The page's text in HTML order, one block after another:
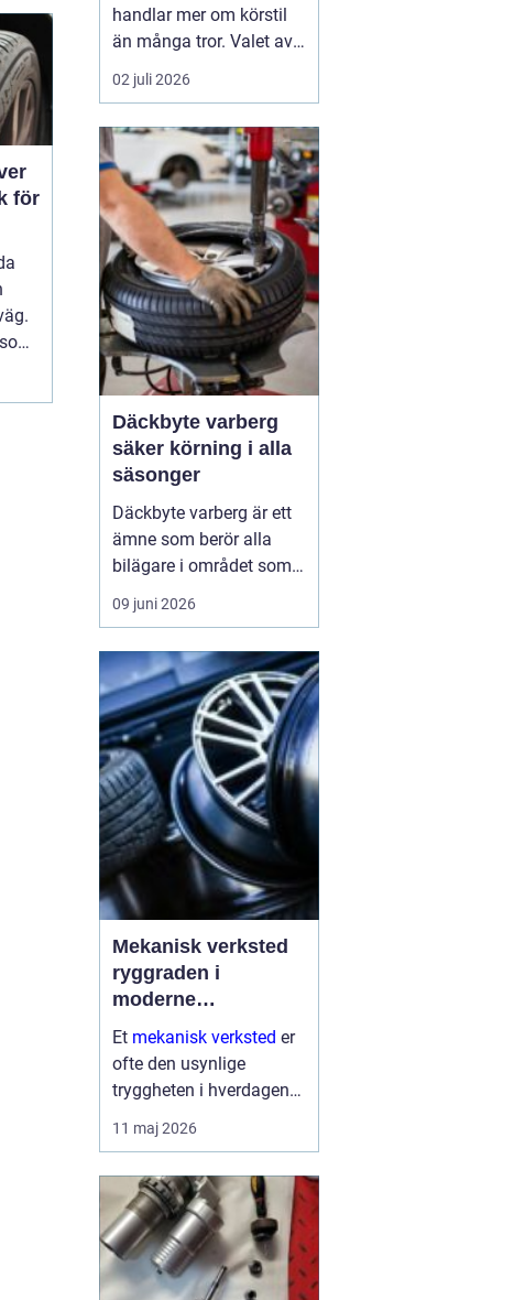
för
handlar mer om körstil
än många tror. Valet av
däck, när de byts och hur
de monteras spelar en
säkerheten. Vädret i
Närke skiftar snabbt,
med kalla vintrar, blöta
vårvägar och varma
sommardagar. För den
som...
02 juli 2026
Däckbyte varberg
säker körning i alla
säsonger
Däckbyte varberg är ett
ämne som berör alla
bilägare i området som
vill köra säkert året om.
När vädret skiftar mellan
vintervägar och torra
sommarvägar behöver
däcken alltid vara
anpassade för
underlaget. Ett
genomtänkt däckby...
09 juni 2026
Mekanisk verksted
ryggraden i
moderne
maskinpark
Et mekanisk verksted er
ofte den usynlige
tryggheten i hverdagen
for både næringsliv og
privatpersoner. Når
produksjon stanser eller
en gravemaskin står fast
på et anlegg, er ve...
11 maj 2026